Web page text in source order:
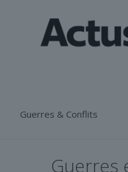
Guerres & Conflits
Guerres